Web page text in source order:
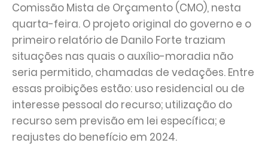
Comissão Mista de Orçamento (CMO), nesta
quarta-feira. O projeto original do governo e o
primeiro relatório de Danilo Forte traziam
situações nas quais o auxílio-moradia não
seria permitido, chamadas de vedações. Entre
essas proibições estão: uso residencial ou de
interesse pessoal do recurso; utilização do
recurso sem previsão em lei específica; e
reajustes do benefício em 2024.